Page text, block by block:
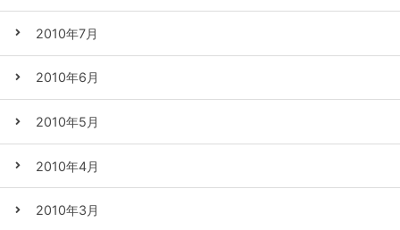
2010年7月
2010年6月
2010年5月
2010年4月
2010年3月